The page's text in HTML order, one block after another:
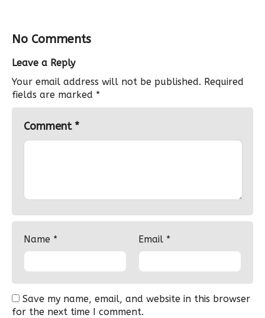
No Comments
Leave a Reply
Your email address will not be published. Required
fields are marked *
Comment *
Name * Email *
Save my name, email, and website in this browser
for the next time I comment.